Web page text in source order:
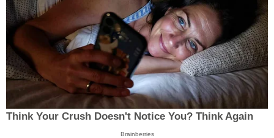
Think Your Crush Doesn't Notice You? Think Again
Brainberries